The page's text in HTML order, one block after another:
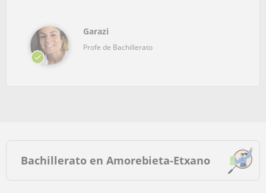
Garazi
Profe de Bachillerato
Bachillerato en Amorebieta-Etxano